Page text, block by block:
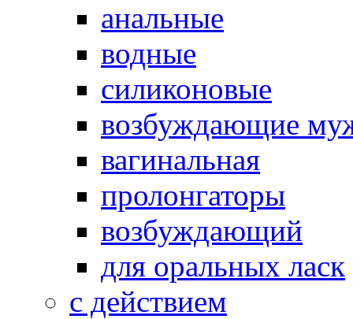
анальные
водные
силиконовые
возбуждающие
вагинальная
пролонгаторы
возбуждающий
для оральных ласк
с действием